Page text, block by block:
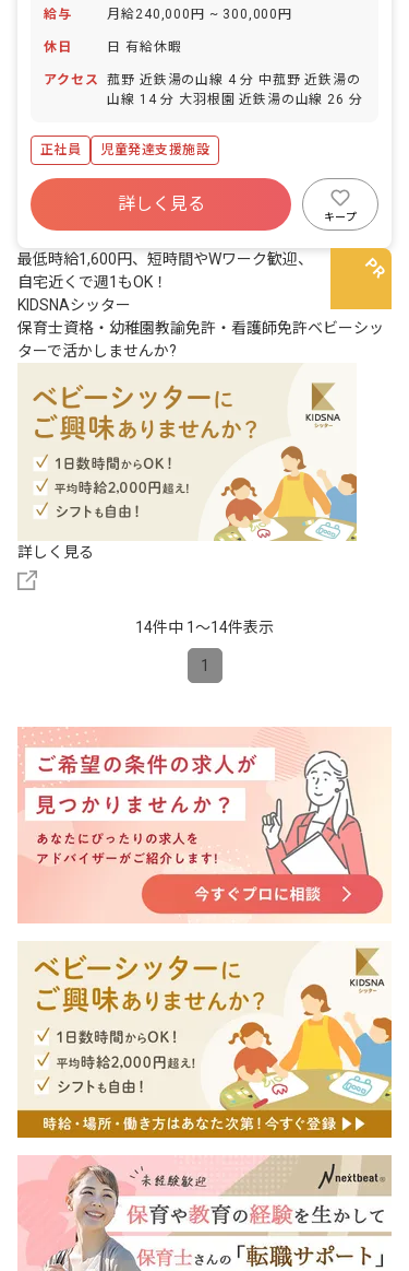
給与 月給240,000円 ~ 300,000円
休日 日 有給休暇
アクセス
菰野 近鉄湯の山線 4 分 中菰野 近鉄湯の
山線 14 分 大羽根園 近鉄湯の山線 26 分
正社員 児童発達支援施設
詳しく見る
キープ
最低時給1,600円、短時間やWワーク歓迎、
自宅近くで週1もOK！
KIDSNAシッター
保育士資格・幼稚園教諭免許・看護師免許ベビーシッ
ターで活かしませんか?
詳しく見る
14件中 1〜14件表示
1